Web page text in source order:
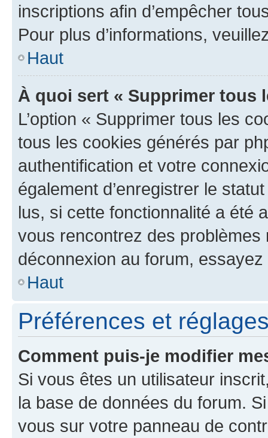
inscriptions afin d’empêcher
Pour plus d’informations,
Haut
À quoi sert « Supprimer tous
L’option « Supprimer tous les
tous les cookies générés par
authentification et votre
également d’enregistrer le
lus, si cette fonctionnalité a été
vous rencontrez des
déconnexion au forum,
Haut
Préférences et
Comment puis-je modifier
Si vous êtes un utilisateur
la base de données du forum.
vous sur votre panneau de